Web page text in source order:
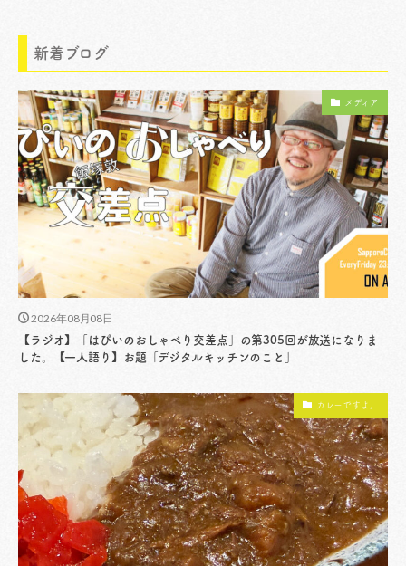
新着ブログ
メディア
2026年08月08日
【ラジオ】「はぴいのおしゃべり交差点」の第305回が放送になりま
した。【一人語り】お題「デジタルキッチンのこと」
カレーですよ。